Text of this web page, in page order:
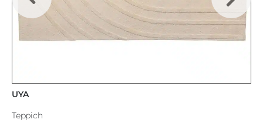
UYA
Teppich